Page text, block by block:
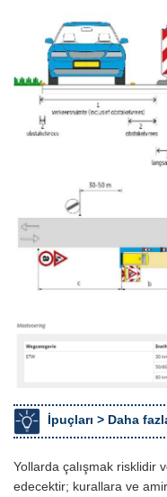
İpuçları > Daha
Yollarda çalışmak risklidir
edecektir; kurallara ve